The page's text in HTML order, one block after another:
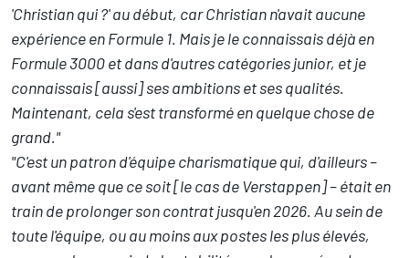
'Christian qui ?' au début, car Christian n'avait aucune
expérience en Formule 1. Mais je le connaissais déjà en
Formule 3000 et dans d'autres catégories junior, et je
connaissais [aussi] ses ambitions et ses qualités.
Maintenant, cela s'est transformé en quelque chose de
grand."
"C'est un patron d'équipe charismatique qui, d'ailleurs –
avant même que ce soit [le cas de Verstappen] – était en
train de prolonger son contrat jusqu'en 2026. Au sein de
toute l'équipe, ou au moins aux postes les plus élevés,